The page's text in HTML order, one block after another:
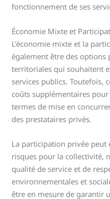
fonctionnement de ses
Économie Mixte et
L’économie mixte et la
également être des options
territoriales qui souhaitent
services publics. Toutefois,
coûts supplémentaires
termes de mise en
des prestataires privés.
La participation privée peut
risques pour la collectivité,
qualité de service et de
environnementales et
être en mesure de garantir